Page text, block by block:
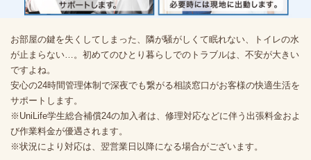
お部屋の鍵を失くしてしまった、隣が騒がしくて眠れない、トイレの水
が止まらない…。初めてのひとり暮らしでのトラブルは、不安が大きい
ですよね。
安心の24時間管理体制で深夜でも繋がる相談窓口がお客様の快適生活を
サポートします。
※UniLife学生総合補償24の加入者は、修理対応などに伴う出張料金およ
び作業料金が優遇されます。
※状況により対応は、翌営業日以降になる場合がございます。